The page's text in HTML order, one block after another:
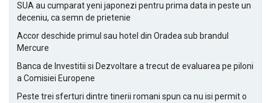
SUA au cumparat yeni japonezi pentru prima data in peste un
deceniu, ca semn de prietenie
Accor deschide primul sau hotel din Oradea sub brandul
Mercure
Banca de Investitii si Dezvoltare a trecut de evaluarea pe piloni
a Comisiei Europene
Peste trei sferturi dintre tinerii romani spun ca nu isi permit o